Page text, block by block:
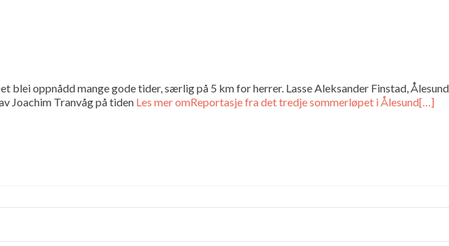
oppnådd mange gode tider, særlig på 5 km for herrer. Lasse Aleksander Finstad, Ålesund
Joachim Tranvåg på tiden Les mer omReportasje fra det tredje sommerløpet i Ålesund[…]